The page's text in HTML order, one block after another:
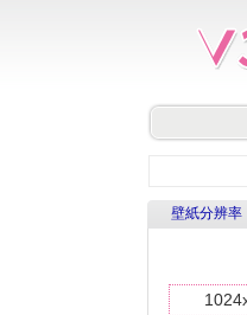
壁紙分辨率